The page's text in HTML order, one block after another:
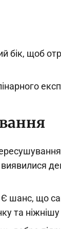
бік, щоб
Є шанс, що
та ніжнішу